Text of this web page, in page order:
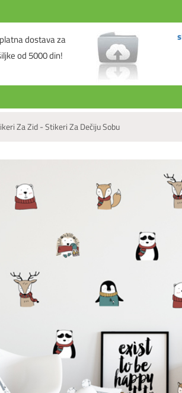
dostava za
od 5000 din!
Za Zid - Stikeri Za Dečiju Sobu